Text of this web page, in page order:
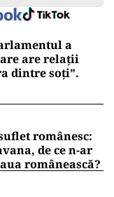
a
are relații
dintre soți”.
românesc:
de ce n-ar
românească?